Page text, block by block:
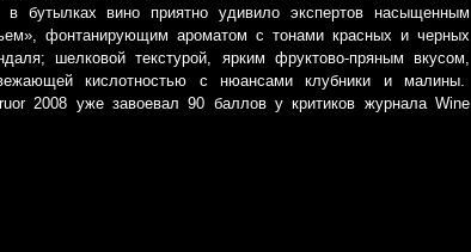
в бутылках вино приятно удивило экспертов насыщенным
фонтанирующим ароматом с тонами красных и черных
шелковой текстурой, ярким фруктово-пряным вкусом,
кислотностью с нюансами клубники и малины.
2008 уже завоевал 90 баллов у критиков журнала Wine